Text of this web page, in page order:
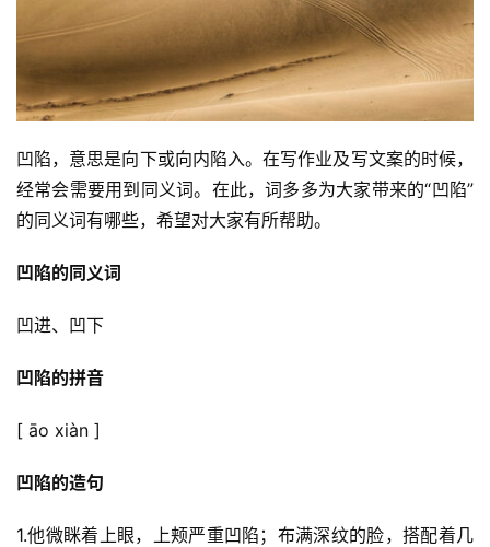
凹陷，意思是向下或向内陷入。在写作业及写文案的时候，
经常会需要用到同义词。在此，词多多为大家带来的“凹陷”
的同义词有哪些，希望对大家有所帮助。
凹陷的同义词
凹进、凹下
凹陷的拼音
[ āo xiàn ]
凹陷的造句
1.他微眯着上眼，上颊严重凹陷；布满深纹的脸，搭配着几